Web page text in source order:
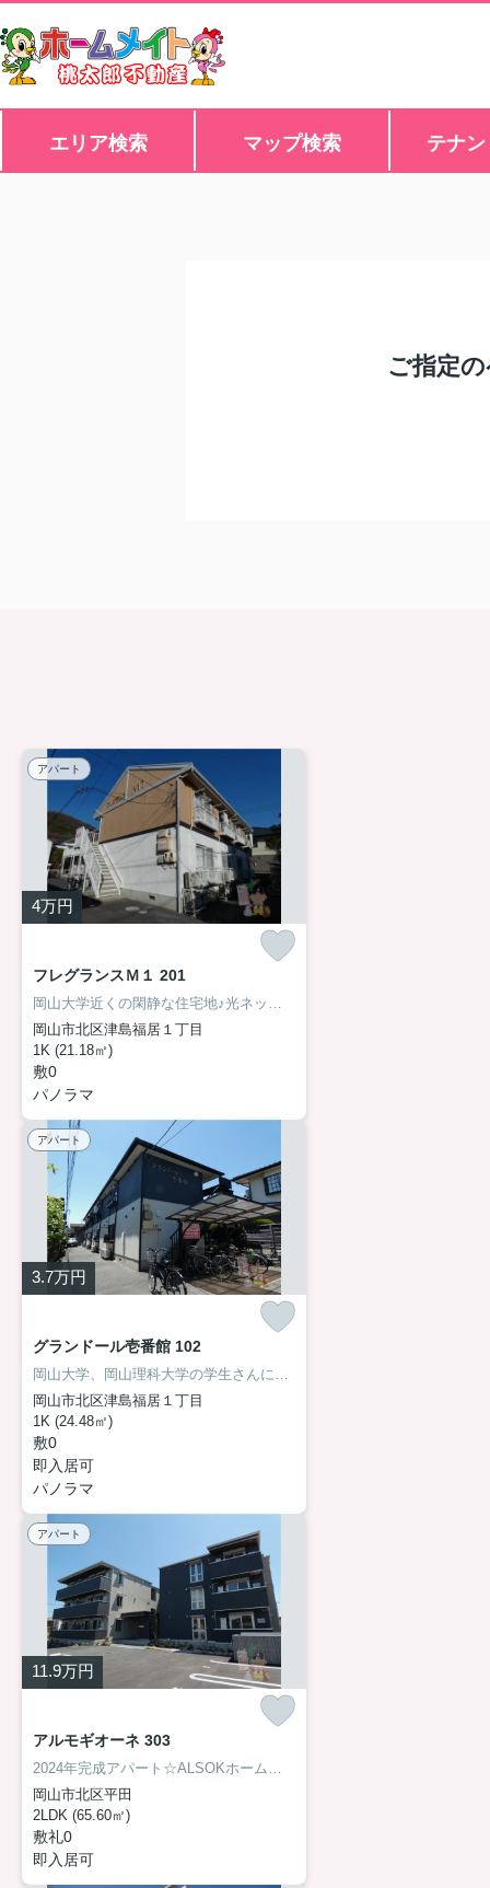
エリア検索 マップ検索 テナ
ご指定
アパート
4万円
フレグランスＭ１ 201
岡山大学近くの閑静な住宅地♪光ネットが月額無料で使い放題!!
岡山市北区津島福居１丁目
1K (21.18㎡)
敷0
パノラマ
アパート
3.7万円
グランドール壱番館 102
岡山大学、岡山理科大学の学生さんにオススメアパート♪
岡山市北区津島福居１丁目
1K (24.48㎡)
敷0
即入居可
パノラマ
アパート
11.9万円
アルモギオーネ 303
2024年完成アパート☆ALSOKホームセキュリティ搭載で初めての賃貸生活も安心です!!
岡山市北区平田
2LDK (65.60㎡)
敷礼0
即入居可